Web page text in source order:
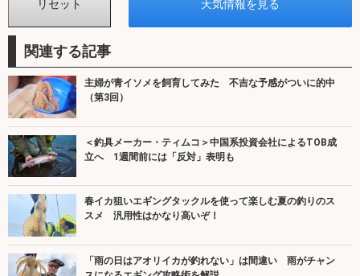
関連する記事
主婦が青イソメを飼育してみた 不吉な予感がついに的中
（第3回）
＜釣具メーカー・ティムコ＞中国系投資会社によるTOB成
立へ 1週間前には「反対」表明も
春イカ狙いエギングタックルを使って楽しむ夏の釣りのス
スメ 汎用性はかなり高いぞ！
「雨の日はアオリイカが釣れない」は間違い 雨がチャン